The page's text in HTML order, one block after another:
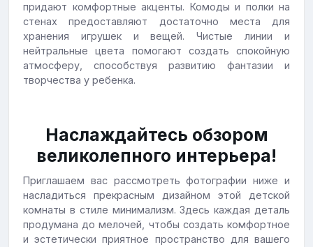
придают комфортные акценты. Комоды и полки на
стенах предоставляют достаточно места для
хранения игрушек и вещей. Чистые линии и
нейтральные цвета помогают создать спокойную
атмосферу, способствуя развитию фантазии и
творчества у ребенка.
Наслаждайтесь обзором
великолепного интерьера!
Приглашаем вас рассмотреть фотографии ниже и
насладиться прекрасным дизайном этой детской
комнаты в стиле минимализм. Здесь каждая деталь
продумана до мелочей, чтобы создать комфортное
и эстетически приятное пространство для вашего